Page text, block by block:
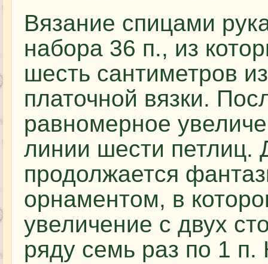
Вязание спицами
набора 36 п., из
шесть сантиметров
платочной вязки.
равномерное
линии шести петлиц.
продолжается
орнаментом, в
увеличение с двух
ряду семь раз по 1 п.